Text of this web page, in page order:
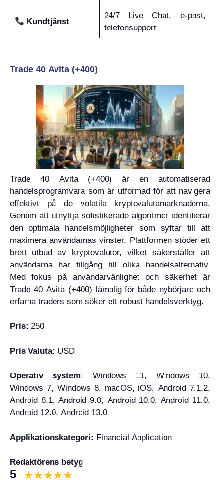
Kundtjänst
24/7 Live Chat, e-post,
telefonsupport
Trade 40 Avita (+400)
Trade 40 Avita (+400) är en automatiserad
handelsprogramvara som är utformad för att navigera
effektivt på de volatila kryptovalutamarknaderna.
Genom att utnyttja sofistikerade algoritmer identifierar
den optimala handelsmöjligheter som syftar till att
maximera användarnas vinster. Plattformen stöder ett
brett utbud av kryptovalutor, vilket säkerställer att
användarna har tillgång till olika handelsalternativ.
Med fokus på användarvänlighet och säkerhet är
Trade 40 Avita (+400) lämplig för både nybörjare och
erfarna traders som söker ett robust handelsverktyg.
Pris: 250
Pris Valuta: USD
Operativ system: Windows 11, Windows 10,
Windows 7, Windows 8, macOS, iOS, Android 7.1.2,
Android 8.1, Android 9.0, Android 10.0, Android 11.0,
Android 12.0, Android 13.0
Applikationskategori: Financial Application
Redaktörens betyg
5